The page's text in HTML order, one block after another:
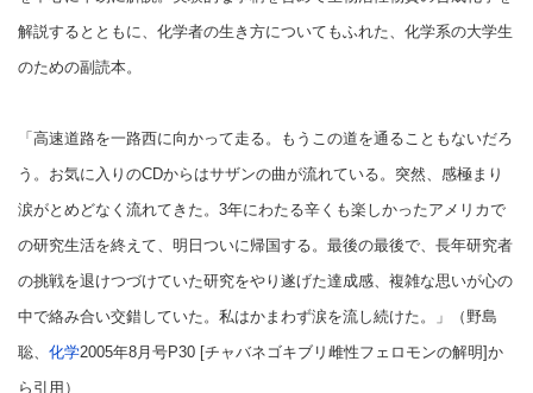
解説するとともに、化学者の生き方についてもふれた、化学系の大学生
のための副読本。
「高速道路を一路西に向かって走る。もうこの道を通ることもないだろ
う。お気に入りのCDからはサザンの曲が流れている。突然、感極まり
涙がとめどなく流れてきた。3年にわたる辛くも楽しかったアメリカで
の研究生活を終えて、明日ついに帰国する。最後の最後で、長年研究者
の挑戦を退けつづけていた研究をやり遂げた達成感、複雑な思いが心の
中で絡み合い交錯していた。私はかまわず涙を流し続けた。」（野島
聡、 化学2005年8月号P30 [チャバネゴキブリ雌性フェロモンの解明]か
ら引用）